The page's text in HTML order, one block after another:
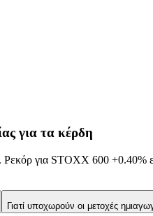
για τα κέρδη
Ρεκόρ για STOXX 600 +0.40%
Γιατί υποχωρούν οι μετοχές